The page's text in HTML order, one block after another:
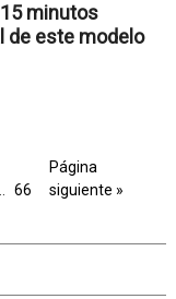
minutos
de este modelo
66
Página
siguiente »